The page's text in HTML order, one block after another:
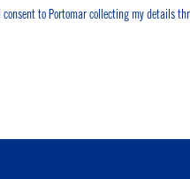
consent to Portomar collecting my details